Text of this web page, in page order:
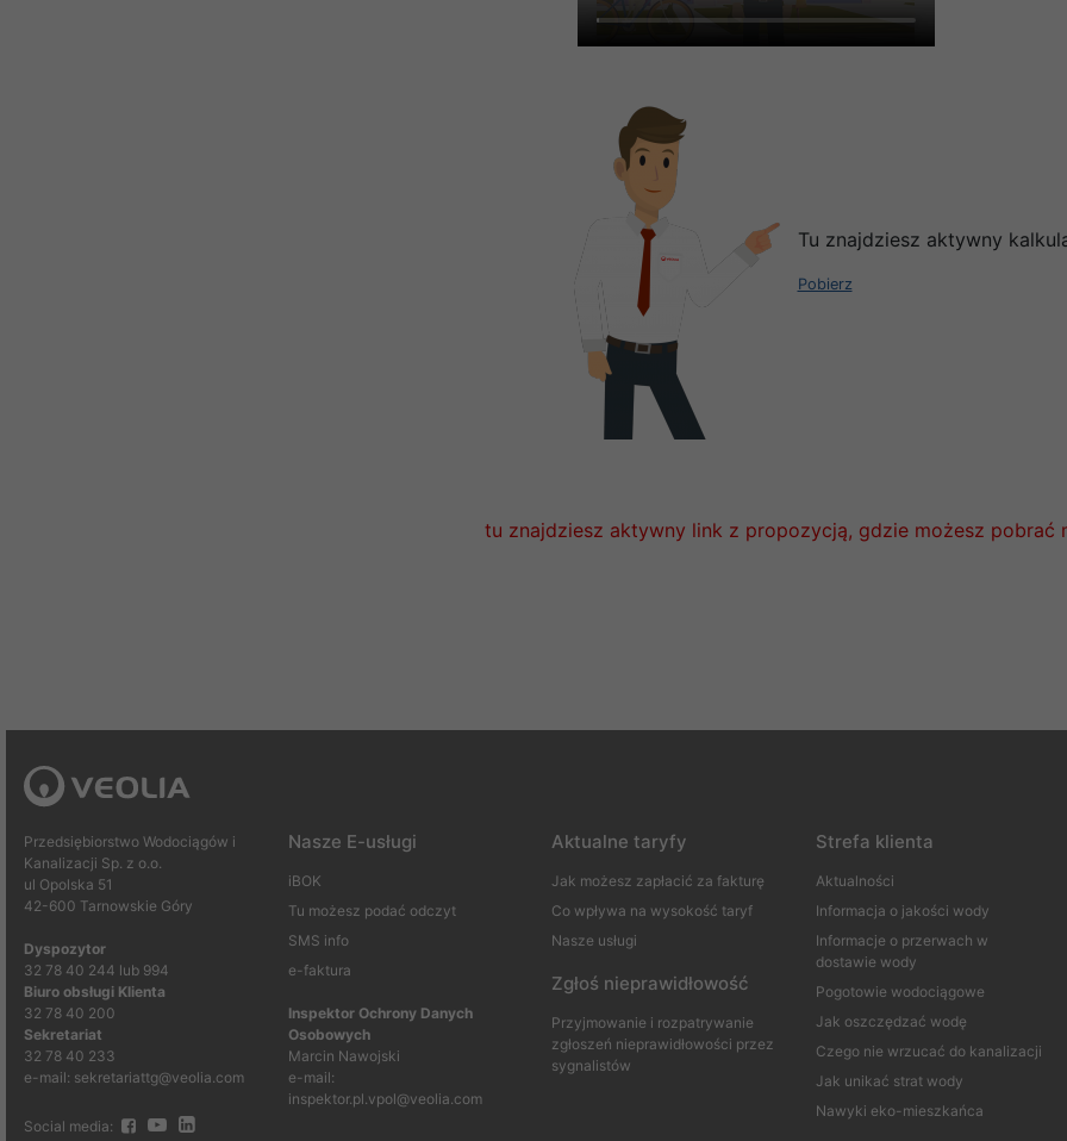
Tu znajdziesz aktywny
Pobierz
tu znajdziesz aktywny link z propozycją, gdzie możesz pobrać
Przedsiębiorstwo Wodociągów i
Kanalizacji Sp. z o.o.
ul Opolska 51
42-600 Tarnowskie Góry
Dyspozytor
32 78 40 244 lub 994
Biuro obsługi Klienta
32 78 40 200
Sekretariat
32 78 40 233
e-mail: sekretariattg@veolia.com
Social media:
Nasze E-usługi
iBOK
Tu możesz podać odczyt
SMS info
e-faktura
Inspektor Ochrony Danych
Osobowych
Marcin Nawojski
e-mail:
inspektor.pl.vpol@veolia.com
Aktualne taryfy
Jak możesz zapłacić za fakturę
Co wpływa na wysokość taryf
Nasze usługi
Zgłoś nieprawidłowość
Przyjmowanie i rozpatrywanie
zgłoszeń nieprawidłowości przez
sygnalistów
Strefa klienta
Aktualności
Informacja o jakości wody
Informacje o przerwach w
dostawie wody
Pogotowie wodociągowe
Jak oszczędzać wodę
Czego nie wrzucać do kanalizacji
Jak unikać strat wody
Nawyki eko-mieszkańca